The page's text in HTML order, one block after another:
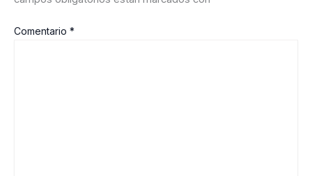
Comentario *